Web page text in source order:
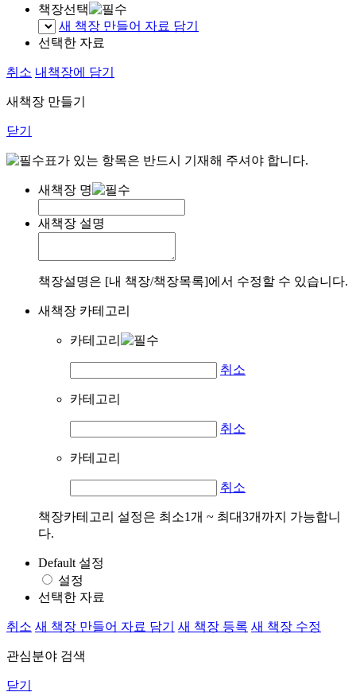
책장선택
새 책장 만들어 자료 담기
선택한 자료
취소 내책장에 담기
새책장 만들기
닫기
표가 있는 항목은 반드시 기재해 주셔야 합니다.
새책장 명
새책장 설명
책장설명은 [내 책장/책장목록]에서 수정할 수 있습니다.
새책장 카테고리
카테고리
취소
카테고리
취소
카테고리
취소
책장카테고리 설정은 최소1개 ~ 최대3개까지 가능합니
다.
Default 설정
설정
선택한 자료
취소 새 책장 만들어 자료 담기 새 책장 등록 새 책장 수정
관심분야 검색
닫기